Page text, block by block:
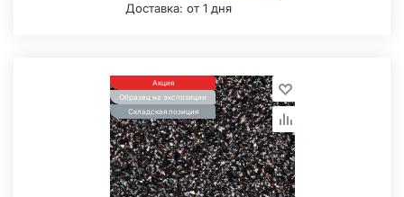
Доставка: от 1 дня
Акция
Образец на экспозиции
Складская позиция